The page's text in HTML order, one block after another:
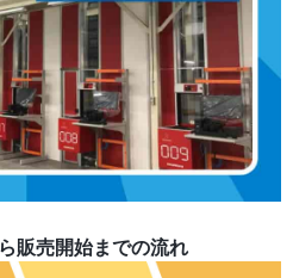
販売開始までの流れ